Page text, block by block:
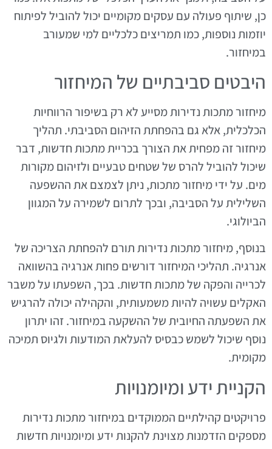
כן, שיתוף פעולה עם עסקים מקומיים יכול להוביל לפיתוח
יוזמות נוספות, כמו תמריצים כלכליים למי שמעורב
במיחזור.
היבטים סביבתיים של המיחזור
מיחזור מתכות נדירות מסייע לא רק בשיפור הרווחיות
הכלכלית, אלא גם בהפחתת הזיהום הסביבתי. תהליך
מיחזור זה מפחית את הצורך בכריית מתכות חדשות, דבר
שיכול להוביל להרס של שטחים טבעיים ולזיהום מקורות
מים. על ידי מיחזור מתכות, ניתן לצמצם את ההשפעה
השלילית על הסביבה, ובכך לתרום לשמירה על המגוון
הביולוגי.
בנוסף, מיחזור מתכות נדירות תורם להפחתת הצריכה של
אנרגיה. תהליכי המיחזור דורשים פחות אנרגיה בהשוואה
לכרייה והפקה של מתכות חדשות. בכך, השפעתו על משבר
האקלים עשויה להיות משמעותית, והקהילה יכולה להרגיש
את השפעתה החיובית של ההשקעה במיחזור. זהו יתרון
נוסף שיכול לשמש כבסיס להעלאת המודעות ולגיוס תמיכה
מקומית.
הקניית ידע ומיומנויות
פרויקטים קהילתיים הממוקדים במיחזור מתכות נדירות
מספקים הזדמנות מצוינת להקנות ידע ומיומנויות חדשות